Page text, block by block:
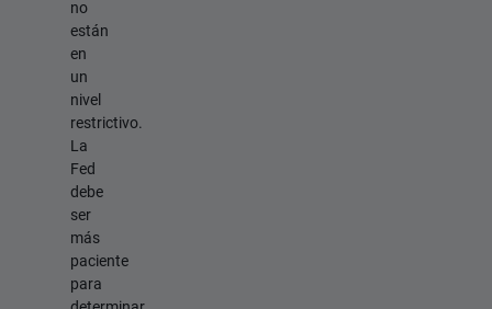
no
están
en
un
nivel
restrictivo.
La
Fed
debe
ser
más
paciente
para